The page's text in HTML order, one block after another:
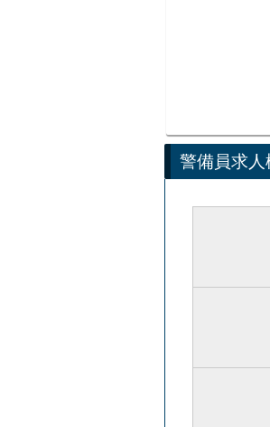
また警備
業に近い
職場の人
方も安心
警備員求人